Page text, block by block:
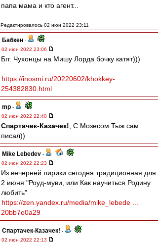
папа мама и кто агент...
Редактировалось 02 июн 2022 23:11
Бабкен -
02 июн 2022 23:06
Бгг. Чухонцы на Мишу Лорда бочку катят)))
https://inosmi.ru/20220602/khokkey-
254382830.html
mp -
02 июн 2022 22:40
Спартачек-Казачек! , С Мозесом.Тыж сам
писал))
Mike Lebedev -
02 июн 2022 22:23
Из вечерней лирики сегодня традиционная для
2 июня "Роуд-муви, или Как научиться Родину
любить"
https://zen.yandex.ru/media/mike_lebede ...
20bb7e0a29
Спартачек-Казачек! -
02 июн 2022 22:13